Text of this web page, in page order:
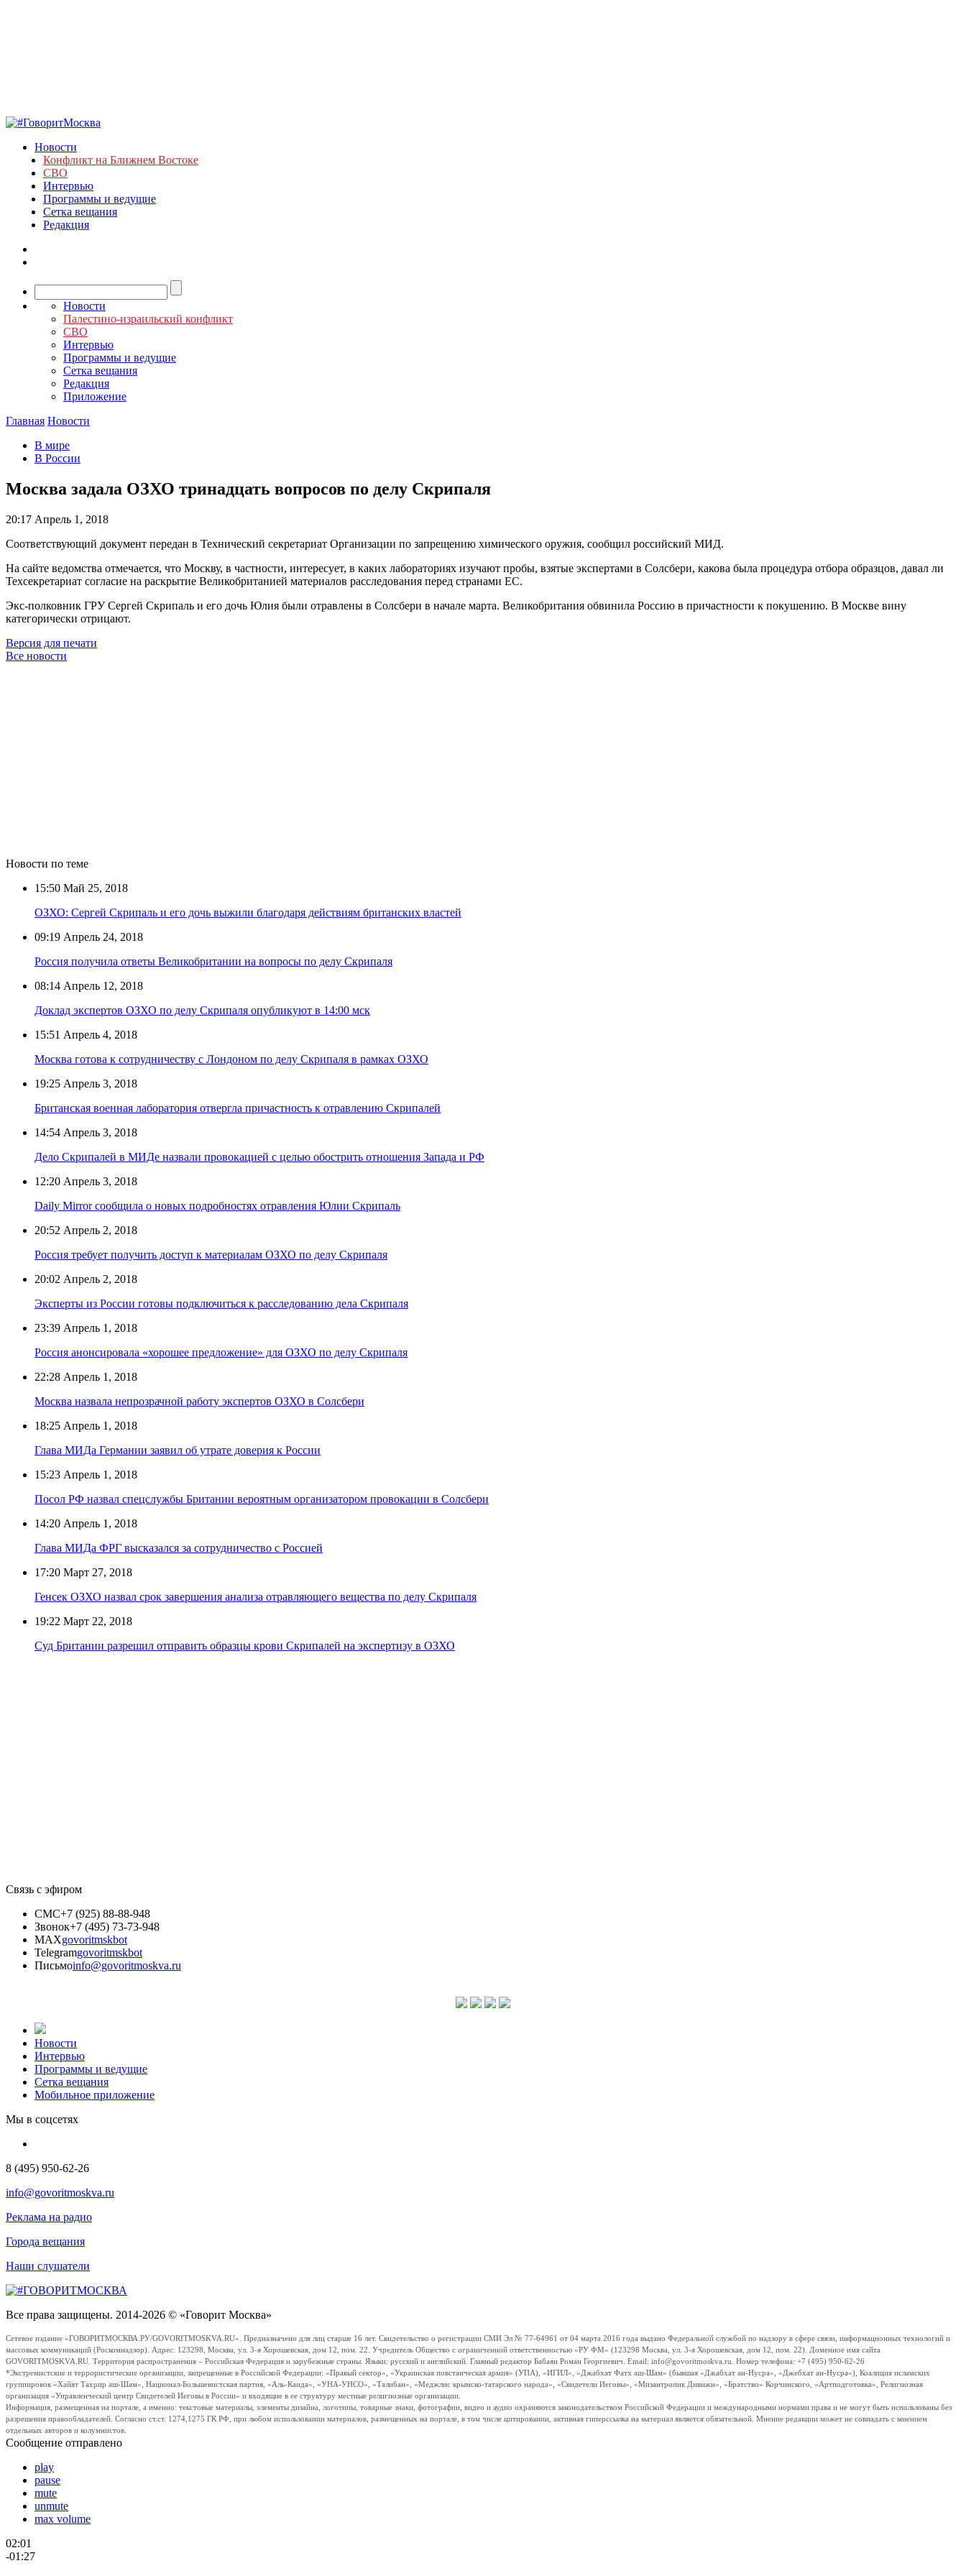
Новости
Конфликт на Ближнем Востоке
СВО
Интервью
Программы и ведущие
Сетка вещания
Редакция
Новости
Палестино-израильский конфликт
СВО
Интервью
Программы и ведущие
Сетка вещания
Редакция
Приложение
Главная Новости
В мире
В России
Москва задала ОЗХО тринадцать вопросов по делу Скрипаля
20:17 Апрель 1, 2018
Соответствующий документ передан в Технический секретариат Организации по запрещению химического оружия, сообщил российский МИД.
На сайте ведомства отмечается, что Москву, в частности, интересует, в каких лабораториях изучают пробы, взятые экспертами в Солсбери, какова была процедура отбора образцов, давал ли
Техсекретариат согласие на раскрытие Великобританией материалов расследования перед странами ЕС.
Экс-полковник ГРУ Сергей Скрипаль и его дочь Юлия были отравлены в Солсбери в начале марта. Великобритания обвинила Россию в причастности к покушению. В Москве вину
категорически отрицают.
Версия для печати
Все новости
Новости по теме
15:50 Май 25, 2018
ОЗХО: Сергей Скрипаль и его дочь выжили благодаря действиям британских властей
09:19 Апрель 24, 2018
Россия получила ответы Великобритании на вопросы по делу Скрипаля
08:14 Апрель 12, 2018
Доклад экспертов ОЗХО по делу Скрипаля опубликуют в 14:00 мск
15:51 Апрель 4, 2018
Москва готова к сотрудничеству с Лондоном по делу Скрипаля в рамках ОЗХО
19:25 Апрель 3, 2018
Британская военная лаборатория отвергла причастность к отравлению Скрипалей
14:54 Апрель 3, 2018
Дело Скрипалей в МИДе назвали провокацией с целью обострить отношения Запада и РФ
12:20 Апрель 3, 2018
Daily Mirror сообщила о новых подробностях отравления Юлии Скрипаль
20:52 Апрель 2, 2018
Россия требует получить доступ к материалам ОЗХО по делу Скрипаля
20:02 Апрель 2, 2018
Эксперты из России готовы подключиться к расследованию дела Скрипаля
23:39 Апрель 1, 2018
Россия анонсировала «хорошее предложение» для ОЗХО по делу Скрипаля
22:28 Апрель 1, 2018
Москва назвала непрозрачной работу экспертов ОЗХО в Солсбери
18:25 Апрель 1, 2018
Глава МИДа Германии заявил об утрате доверия к России
15:23 Апрель 1, 2018
Посол РФ назвал спецслужбы Британии вероятным организатором провокации в Солсбери
14:20 Апрель 1, 2018
Глава МИДа ФРГ высказался за сотрудничество с Россией
17:20 Март 27, 2018
Генсек ОЗХО назвал срок завершения анализа отравляющего вещества по делу Скрипаля
19:22 Март 22, 2018
Суд Британии разрешил отправить образцы крови Скрипалей на экспертизу в ОЗХО
Связь с эфиром
СМС+7 (925) 88-88-948
Звонок+7 (495) 73-73-948
MAXgovoritmskbot
Telegramgovoritmskbot
Письмоinfo@govoritmoskva.ru
Новости
Интервью
Программы и ведущие
Сетка вещания
Мобильное приложение
Мы в соцсетях
8 (495) 950-62-26
info@govoritmoskva.ru
Реклама на радио
Города вещания
Наши слушатели
Все права защищены. 2014-2026 © «Говорит Москва»
Сетевое издание «ГОВОРИТМОСКВА.РУ/GOVORITMOSKVA.RU». Предназначено для лиц старше 16 лет. Свидетельство о регистрации СМИ Эл № 77-64961 от 04 марта 2016 года выдано Федеральной службой по надзору в сфере связи, информационных технологий и
массовых коммуникаций (Роскомнадзор). Адрес: 123298, Москва, ул. 3-я Хорошевская, дом 12, пом. 22. Учредитель Общество с ограниченной ответственностью «РУ ФМ» (123298 Москва, ул. 3-я Хорошевская, дом 12, пом. 22). Доменное имя сайта
GOVORITMOSKVA.RU. Территория распространения – Российская Федерация и зарубежные страны. Языки: русский и английский. Главный редактор Бабаян Роман Георгиевич. Email: info@govoritmoskva.ru. Номер телефона: +7 (495) 950-62-26
*Экстремистские и террористические организации, запрещенные в Российской Федерации: «Правый сектор», «Украинская повстанческая армия» (УПА), «ИГИЛ», «Джабхат Фатх аш-Шам» (бывшая «Джабхат ан-Нусра», «Джебхат ан-Нусра»), Коалиция исламских
группировок «Хайят Тахрир аш-Шам», Национал-Большевистская партия, «Аль-Каида», «УНА-УНСО», «Талибан», «Меджлис крымско-татарского народа», «Свидетели Иеговы», «Мизантропик Дивижн», «Братство» Корчинского, «Артподготовка», Религиозная
организация «Управленческий центр Свидетелей Иеговы в России» и входящие в ее структуру местные религиозные организации.
Информация, размещенная на портале, а именно: текстовые материалы, элементы дизайна, логотипы, товарные знаки, фотографии, видео и аудио охраняются законодательством Российской Федерации и международными нормами права и не могут быть использованы без
разрешения правообладателей. Согласно ст.ст. 1274,1275 ГК РФ, при любом использовании материалов, размещенных на портале, в том числе цитировании, активная гиперссылка на материал является обязательной. Мнение редакции может не совпадать с мнением
отдельных авторов и колумнистов.
Сообщение отправлено
play
pause
mute
unmute
max volume
02:01
-01:27